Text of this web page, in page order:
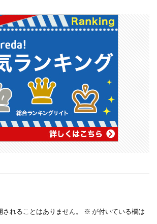
れることはありません。 ※ が付いている欄は